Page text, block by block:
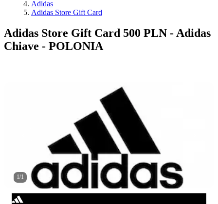
Adidas
Adidas Store Gift Card
Adidas Store Gift Card 500 PLN - Adidas
Chiave - POLONIA
1/1